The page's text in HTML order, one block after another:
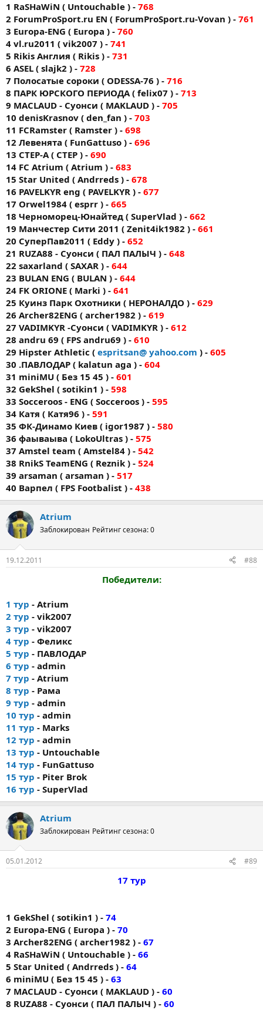
1 RaSHaWiN ( Untouchable ) - 768
2 ForumProSport.ru EN ( ForumProSport.ru-Vovan ) - 761
3 Europa-ENG ( Europa ) - 760
4 vl.ru2011 ( vik2007 ) - 741
5 Rikis Англия ( Rikis ) - 731
6 ASEL ( slajk2 ) - 728
7 Полосатые сороки ( ODESSA-76 ) - 716
8 ПАРК ЮРСКОГО ПЕРИОДА ( felix07 ) - 713
9 MACLAUD - Суонси ( MAKLAUD ) - 705
10 denisKrasnov ( den_fan ) - 703
11 FCRamster ( Ramster ) - 698
12 Левенята ( FunGattuso ) - 696
13 CTEP-A ( CTEP ) - 690
14 FС Аtrium ( Atrium ) - 683
15 Star United ( Andrreds ) - 678
16 PAVELKYR eng ( PAVELKYR ) - 677
17 Orwel1984 ( esprr ) - 665
18 Черноморец-Юнайтед ( SuperVlad ) - 662
19 Манчестер Сити 2011 ( Zenit4ik1982 ) - 661
20 СуперПав2011 ( Eddy ) - 652
21 RUZA88 - Суонси ( ПАЛ ПАЛЫЧ ) - 648
22 saxarland ( SAXAR ) - 644
23 BULAN ENG ( BULAN ) - 644
24 FK ORIONE ( Markі ) - 641
25 Куинз Парк Охотники ( НЕРОНАЛДО ) - 629
26 Archer82ENG ( archer1982 ) - 619
27 VADIMKYR -Суонси ( VADIMKYR ) - 612
28 andru 69 ( FPS andru69 ) - 610
29 Hipster Athletic ( espritsan@ yahoo.com ) - 605
30 .ПАВЛОДАР ( kalatun aga ) - 604
31 miniMU ( Без 15 45 ) - 601
32 GekShel ( sotikin1 ) - 598
33 Socceroos - ENG ( Socceroos ) - 595
34 Катя ( Катя96 ) - 591
35 ФК-Динамо Киев ( igor1987 ) - 580
36 фаываыва ( LokoUltras ) - 575
37 Amstel team ( Amstel84 ) - 542
38 RnikS TeamENG ( Reznik ) - 524
39 arsaman ( arsaman ) - 517
40 Варпел ( FPS Footbalist ) - 438
Atrium
Заблокирован Рейтинг сезона: 0
19.12.2011 #88
Победители:
1 тур - Atrium
2 тур - vik2007
3 тур - vik2007
4 тур - Феликс
5 тур - ПАВЛОДАР
6 тур - admin
7 тур - Atrium
8 тур - Рама
9 тур - admin
10 тур - admin
11 тур - Marks
12 тур - admin
13 тур - Untouchable
14 тур - FunGattuso
15 тур - Piter Brok
16 тур - SuperVlad
Atrium
Заблокирован Рейтинг сезона: 0
05.01.2012 #89
17 тур
1 GekShel ( sotikin1 ) - 74
2 Europa-ENG ( Europa ) - 70
3 Archer82ENG ( archer1982 ) - 67
4 RaSHaWiN ( Untouchable ) - 66
5 Star United ( Andrreds ) - 64
6 miniMU ( Без 15 45 ) - 63
7 MACLAUD - Суонси ( MAKLAUD ) - 60
8 RUZA88 - Суонси ( ПАЛ ПАЛЫЧ ) - 60